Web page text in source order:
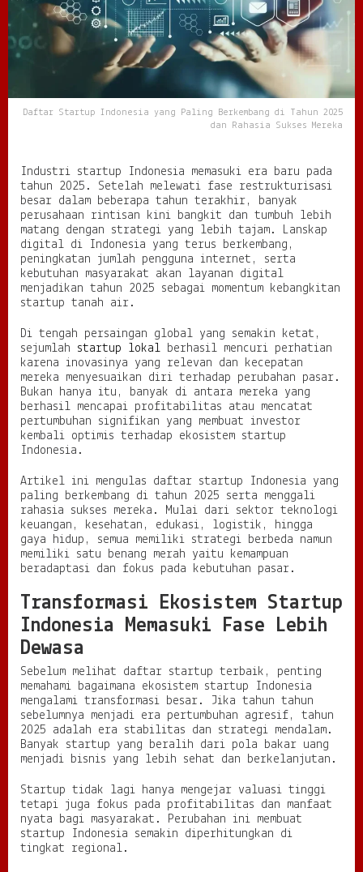
a
y
a
l
B
e
r
k
e
b
a
n
i
T
a
h
u
n
2
0
d
a
n
R
a
h
a
i
a
S
s
e
s
M
e
r
a
Daftar Startup Indonesia yang Paling Berkembang di Tahun 2025
dan Rahasia Sukses Mereka
Industri startup Indonesia memasuki era baru pada
tahun 2025. Setelah melewati fase restrukturisasi
besar dalam beberapa tahun terakhir, banyak
perusahaan rintisan kini bangkit dan tumbuh lebih
matang dengan strategi yang lebih tajam. Lanskap
digital di Indonesia yang terus berkembang,
peningkatan jumlah pengguna internet, serta
kebutuhan masyarakat akan layanan digital
menjadikan tahun 2025 sebagai momentum kebangkitan
startup tanah air.
Di tengah persaingan global yang semakin ketat,
sejumlah startup lokal berhasil mencuri perhatian
karena inovasinya yang relevan dan kecepatan
mereka menyesuaikan diri terhadap perubahan pasar.
Bukan hanya itu, banyak di antara mereka yang
berhasil mencapai profitabilitas atau mencatat
pertumbuhan signifikan yang membuat investor
kembali optimis terhadap ekosistem startup
Indonesia.
Artikel ini mengulas daftar startup Indonesia yang
paling berkembang di tahun 2025 serta menggali
rahasia sukses mereka. Mulai dari sektor teknologi
keuangan, kesehatan, edukasi, logistik, hingga
gaya hidup, semua memiliki strategi berbeda namun
memiliki satu benang merah yaitu kemampuan
beradaptasi dan fokus pada kebutuhan pasar.
Transformasi Ekosistem Startup
Indonesia Memasuki Fase Lebih
Dewasa
Sebelum melihat daftar startup terbaik, penting
memahami bagaimana ekosistem startup Indonesia
mengalami transformasi besar. Jika tahun tahun
sebelumnya menjadi era pertumbuhan agresif, tahun
2025 adalah era stabilitas dan strategi mendalam.
Banyak startup yang beralih dari pola bakar uang
menjadi bisnis yang lebih sehat dan berkelanjutan.
Startup tidak lagi hanya mengejar valuasi tinggi
tetapi juga fokus pada profitabilitas dan manfaat
nyata bagi masyarakat. Perubahan ini membuat
startup Indonesia semakin diperhitungkan di
tingkat regional.